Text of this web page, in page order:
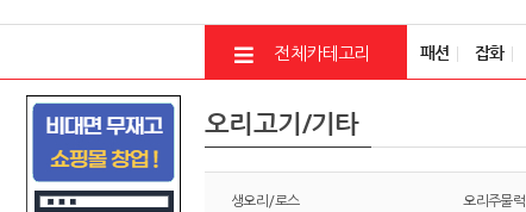
전체카테고리 패션 잡화
오리고기/기타
생오리/로스 오리주물럭